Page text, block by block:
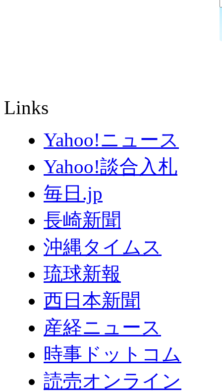
Links
Yahoo!ニュース
Yahoo!談合入札
毎日.jp
長崎新聞
沖縄タイムス
琉球新報
西日本新聞
産経ニュース
時事ドットコム
読売オンライン